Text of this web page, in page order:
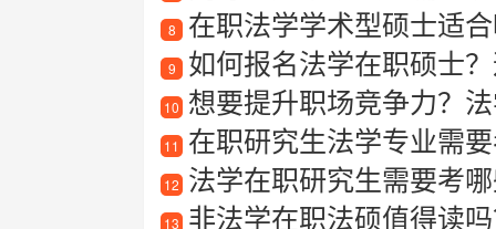
8 在职法学学术型硕士适
9 如何报名法学在职硕士
10 想要提升职场竞争力？
11 在职研究生法学专业需
12 法学在职研究生需要考
13 非法学在职法硕值得读